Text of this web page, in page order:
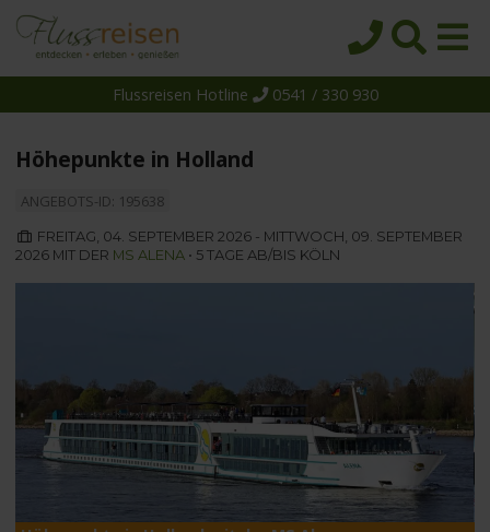
Reiseziele
Reedereien
Wissen
Suche
Flussreisen Hotline 0541 / 330 930
Höhepunkte in Holland
ANGEBOTS-ID: 195638
FREITAG, 04. SEPTEMBER 2026 - MITTWOCH, 09. SEPTEMBER
2026 MIT DER MS ALENA • 5 TAGE AB/BIS KÖLN